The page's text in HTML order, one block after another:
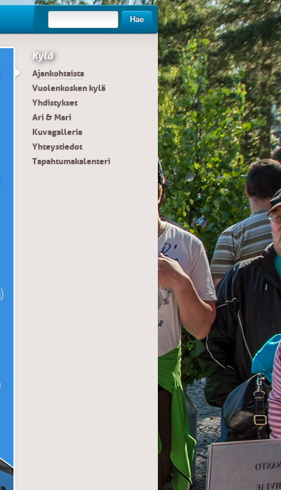
Hae
Kylä
Ajankohtaista
Vuolenkosken kylä
Yhdistykset
Ari & Mari
Kuvagalleria
Yhteystiedot
Tapahtumakalenteri